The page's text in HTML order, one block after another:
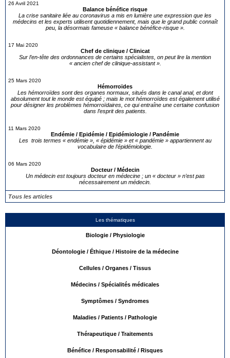
26 Avril 2021
Balance bénéfice risque
La crise sanitaire liée au coronavirus a mis en lumière une expression que les
médecins et les experts utilisent quotidiennement, mais que le grand public connaît
peu, la désormais fameuse « balance bénéfice-risque ».
17 Mai 2020
Chef de clinique / Clinicat
Sur l’en-tête des ordonnances de certains spécialistes, on peut lire la mention
« ancien chef de clinique-assistant ».
25 Mars 2020
Hémorroïdes
Les hémorroïdes sont des organes normaux, situés dans le canal anal, et dont
absolument tout le monde est équipé ; mais le mot hémorroïdes est également utilisé
pour désigner les problèmes hémorroïdaires, ce qui entraîne une certaine confusion
dans l’esprit des patients.
11 Mars 2020
Endémie / Epidémie / Epidémiologie / Pandémie
Les trois termes « endémie », « épidémie » et « pandémie » appartiennent au
vocabulaire de l’épidémiologie.
06 Mars 2020
Docteur / Médecin
Un médecin est toujours docteur en médecine ; un « docteur » n’est pas
nécessairement un médecin.
Tous les articles
Les thématiques
Biologie / Physiologie
Déontologie / Éthique / Histoire de la médecine
Cellules / Organes / Tissus
Médecins / Spécialités médicales
Symptômes / Syndromes
Maladies / Patients / Pathologie
Thérapeutique / Traitements
Bénéfice / Responsabilité / Risques